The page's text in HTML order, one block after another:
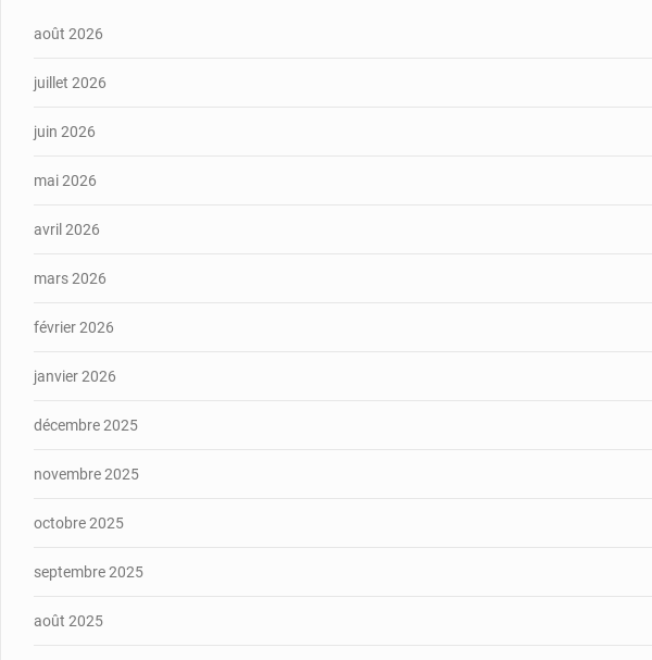
août 2026
juillet 2026
juin 2026
mai 2026
avril 2026
mars 2026
février 2026
janvier 2026
décembre 2025
novembre 2025
octobre 2025
septembre 2025
août 2025